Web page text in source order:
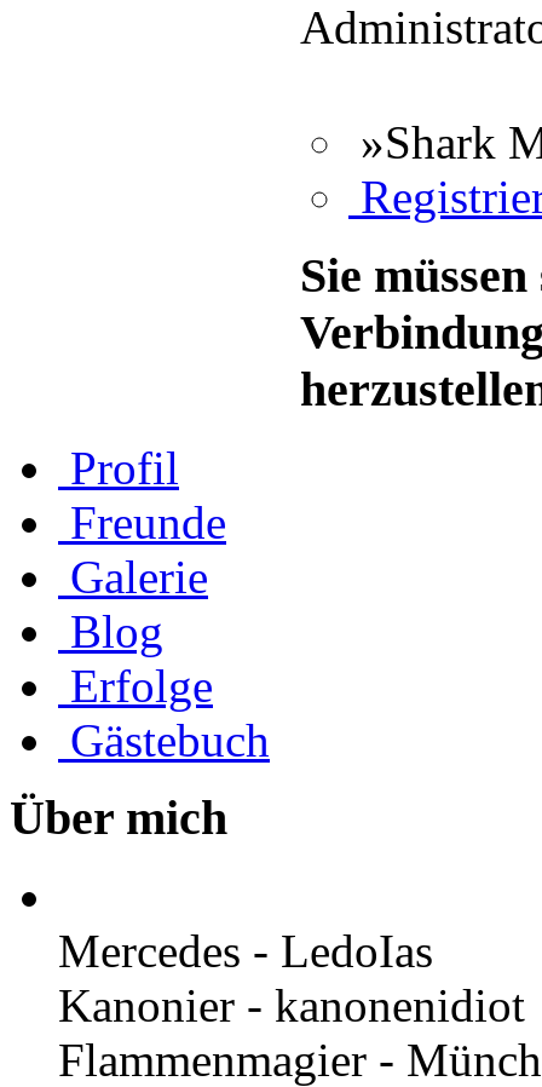
»Shark
Sie
Profil
Freunde
Galerie
Blog
Erfolge
Gästebuch
Über mich
Mercedes - LedoIas
Kanonier - kanonenidiot
Flammenmagier -